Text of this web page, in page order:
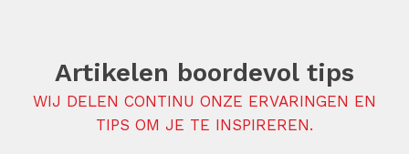
Artikelen boordevol tips
WIJ DELEN CONTINU ONZE ERVARINGEN EN
TIPS OM JE TE INSPIREREN.